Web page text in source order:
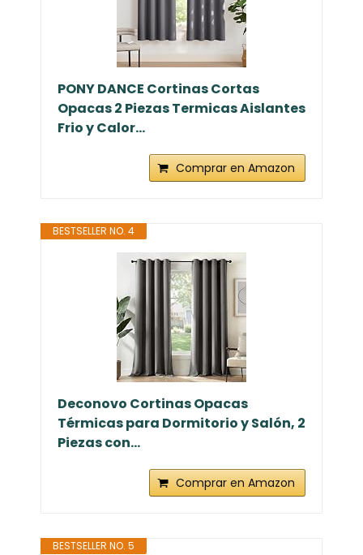
PONY DANCE Cortinas Cortas
Opacas 2 Piezas Termicas Aislantes
Frio y Calor...
Comprar en Amazon
BESTSELLER NO. 4
Deconovo Cortinas Opacas
Térmicas para Dormitorio y Salón, 2
Piezas con...
Comprar en Amazon
BESTSELLER NO. 5